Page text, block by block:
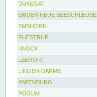
DUKEGAT
EMDEN NEUE SEESCHLEUSE
EMSHÖRN
FUESTRUP
KNOCK
LEERORT
LINGEN-DARME
PAPENBURG
POGUM